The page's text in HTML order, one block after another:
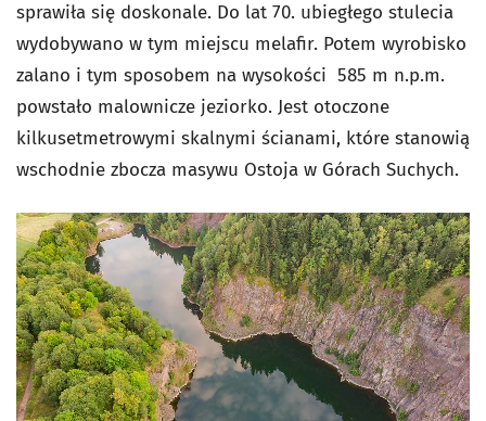
sprawiła się doskonale. Do lat 70. ubiegłego stulecia
wydobywano w tym miejscu melafir. Potem wyrobisko
zalano i tym sposobem na wysokości 585 m n.p.m.
powstało malownicze jeziorko. Jest otoczone
kilkusetmetrowymi skalnymi ścianami, które stanowią
wschodnie zbocza masywu Ostoja w Górach Suchych.